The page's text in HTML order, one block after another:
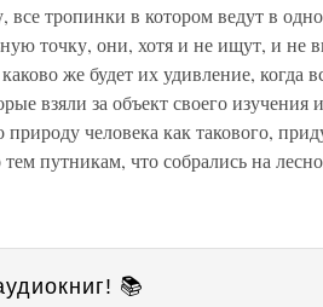
тропинки в котором ведут в
точку, они, хотя и не ищут, и не
же будет их удивление, когда
взяли за объект своего
человека как такового,
путникам, что собрались на
📚